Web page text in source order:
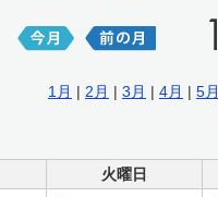
1月 | 2月 | 3月 | 4月 | 5月
火曜日